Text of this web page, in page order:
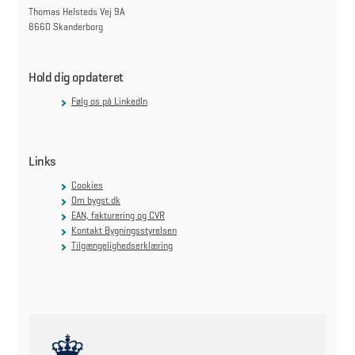
Thomas Helsteds Vej 9A
8660 Skanderborg
Hold dig opdateret
Følg os på LinkedIn
Links
Cookies
Om bygst.dk
EAN, fakturering og CVR
Kontakt Bygningsstyrelsen
Tilgængelighedserklæring